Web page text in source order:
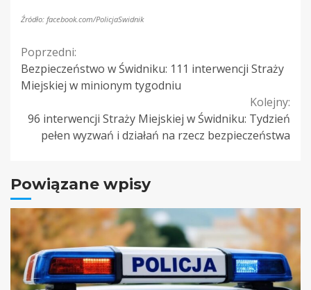
Źródło: facebook.com/PolicjaSwidnik
Continue
Reading
Poprzedni:
Bezpieczeństwo w Świdniku: 111 interwencji Straży
Miejskiej w minionym tygodniu
Kolejny:
96 interwencji Straży Miejskiej w Świdniku: Tydzień
pełen wyzwań i działań na rzecz bezpieczeństwa
Powiązane wpisy